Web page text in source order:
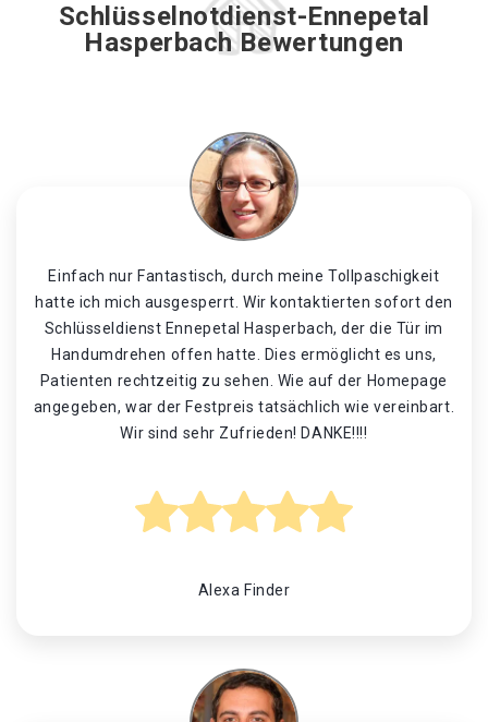
Schlüsselnotdienst-Ennepetal
Hasperbach Bewertungen
Einfach nur Fantastisch, durch meine Tollpaschigkeit
hatte ich mich ausgesperrt. Wir kontaktierten sofort den
Schlüsseldienst Ennepetal Hasperbach, der die Tür im
Handumdrehen offen hatte. Dies ermöglicht es uns,
Patienten rechtzeitig zu sehen. Wie auf der Homepage
angegeben, war der Festpreis tatsächlich wie vereinbart.
Wir sind sehr Zufrieden! DANKE!!!!
Alexa Finder